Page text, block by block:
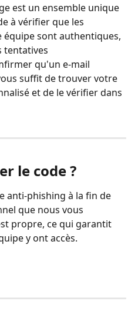
est un ensemble unique
à vérifier que les
sont authentiques,
tentatives
qu'un e-mail
suffit de trouver votre
et de le vérifier dans
le code ?
anti-phishing à la fin de
que nous vous
propre, ce qui garantit
y ont accès.